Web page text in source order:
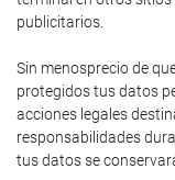
publicitarios.
Sin menosprecio de
protegidos tus datos
acciones legales
responsabilidades
tus datos se